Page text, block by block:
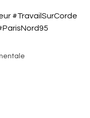
#TravailSurCorde